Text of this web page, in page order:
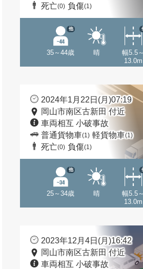
死亡(0) 負傷(1)
35～44歳
他
晴
幅5.5～
13.0m
2024年1月22日(月)07:19
岡山市南区古新田 付近
車両相互 小破事故
普通貨物車(1) 軽貨物車(1)
死亡(0) 負傷(1)
25～34歳
他
晴
幅5.5～
13.0m
2023年12月4日(月)16:42
岡山市南区古新田 付近
車両相互 小破事故